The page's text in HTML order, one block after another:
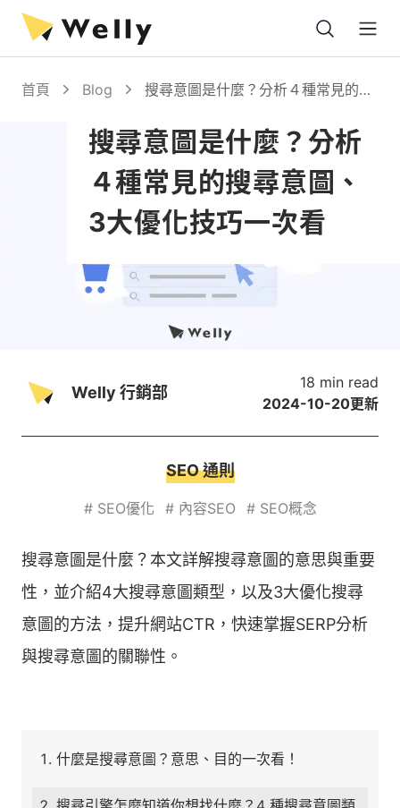
首頁 Blog
搜尋意圖是什麼？分析４種常見的搜
搜尋意圖是什麼？分析
４種常見的搜尋意圖、
3大優化技巧一次看
Welly 行銷部
18 min read
2024-10-20更新
SEO 通則
# SEO優化 # 內容SEO # SEO概念
搜尋意圖是什麼？本文詳解搜尋意圖的意思與重要
性，並介紹4大搜尋意圖類型，以及3大優化搜尋
意圖的方法，提升網站CTR，快速掌握SERP分析
與搜尋意圖的關聯性。
什麼是搜尋意圖？意思、目的一次看！